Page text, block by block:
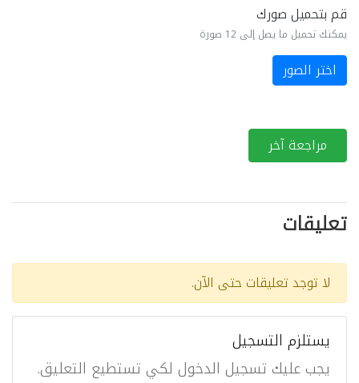
قم بتحميل صورك
يمكنك تحميل ما يصل إلى 12 صورة
اختر الصور
مراجعة آخر
تعليقات
لا توجد تعليقات حتى الآن.
يستلزم التسجيل
يجب عليك تسجيل الدخول لكي تستطيع التعليق.